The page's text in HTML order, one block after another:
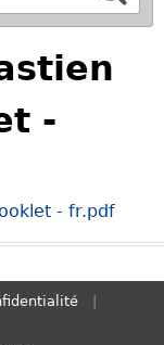
-
- fr.pdf